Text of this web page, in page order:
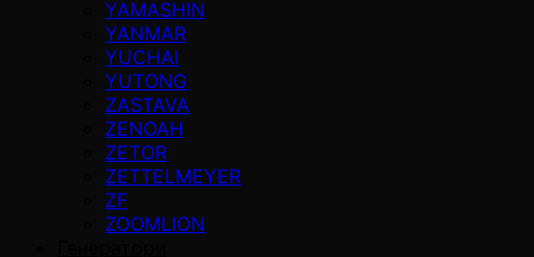
YAMASHIN
YANMAR
YUCHAI
YUTONG
ZASTAVA
ZENOAH
ZETOR
ZETTELMEYER
ZF
ZOOMLION